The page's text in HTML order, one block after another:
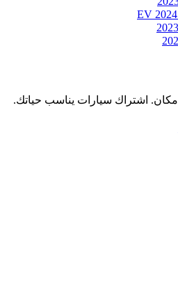
مكان. اشتراك سيارات يناسب حياتك.